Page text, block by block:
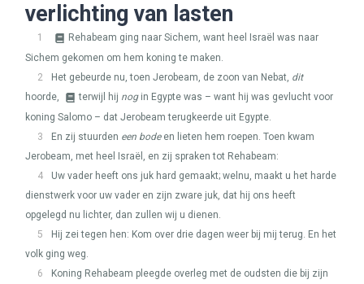
verlichting van lasten
1
Rehabeam ging naar Sichem, want heel Israël was naar
Sichem gekomen om hem koning te maken.
2
Het gebeurde nu, toen Jerobeam, de zoon van Nebat, dit
hoorde,
terwijl hij nogin Egypte was – want hij was gevlucht voor
koning Salomo – dat Jerobeam terugkeerde uit Egypte.
3
En zij stuurden een bodeen lieten hem roepen. Toen kwam
Jerobeam, met heel Israël, en zij spraken tot Rehabeam:
4
Uw vader heeft ons juk hard gemaakt; welnu, maakt u het harde
dienstwerk voor uw vader en zijn zware juk, dat hij ons heeft
opgelegd nu lichter, dan zullen wij u dienen.
5
Hij zei tegen hen: Kom over drie dagen weer bij mij terug. En het
volk ging weg.
6
Koning Rehabeam pleegde overleg met de oudsten die bij zijn